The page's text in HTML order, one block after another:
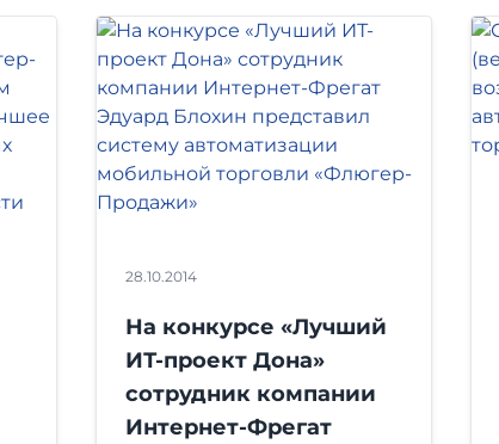
28.10.2014
На конкурсе «Лучший
ИТ-проект Дона»
сотрудник компании
Интернет-Фрегат